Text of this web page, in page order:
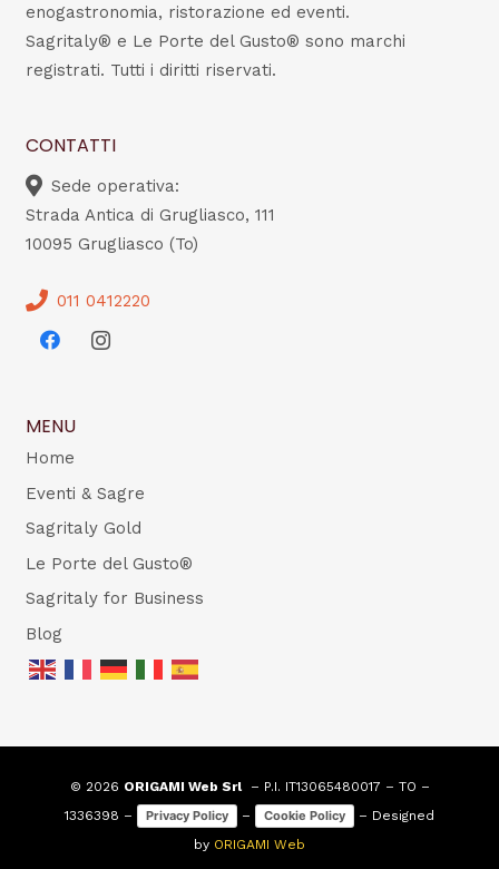
enogastronomia, ristorazione ed eventi.
Sagritaly® e Le Porte del Gusto® sono marchi
registrati. Tutti i diritti riservati.
CONTATTI
Sede operativa:
Strada Antica di Grugliasco, 111
10095 Grugliasco (To)
011 0412220
MENU
Home
Eventi & Sagre
Sagritaly Gold
Le Porte del Gusto®
Sagritaly for Business
Blog
© 2026 ORIGAMI Web Srl– P.I. IT13065480017 – TO –
1336398 –
Privacy Policy – Cookie Policy
– Designed
by ORIGAMI Web